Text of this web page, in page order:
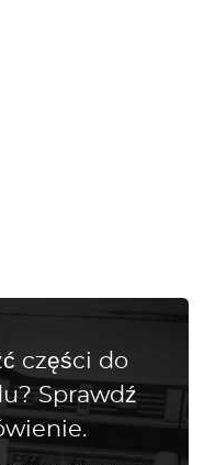
części do
Sprawdź